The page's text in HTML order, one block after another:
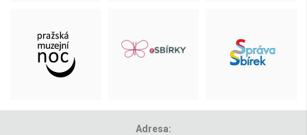
Adresa: